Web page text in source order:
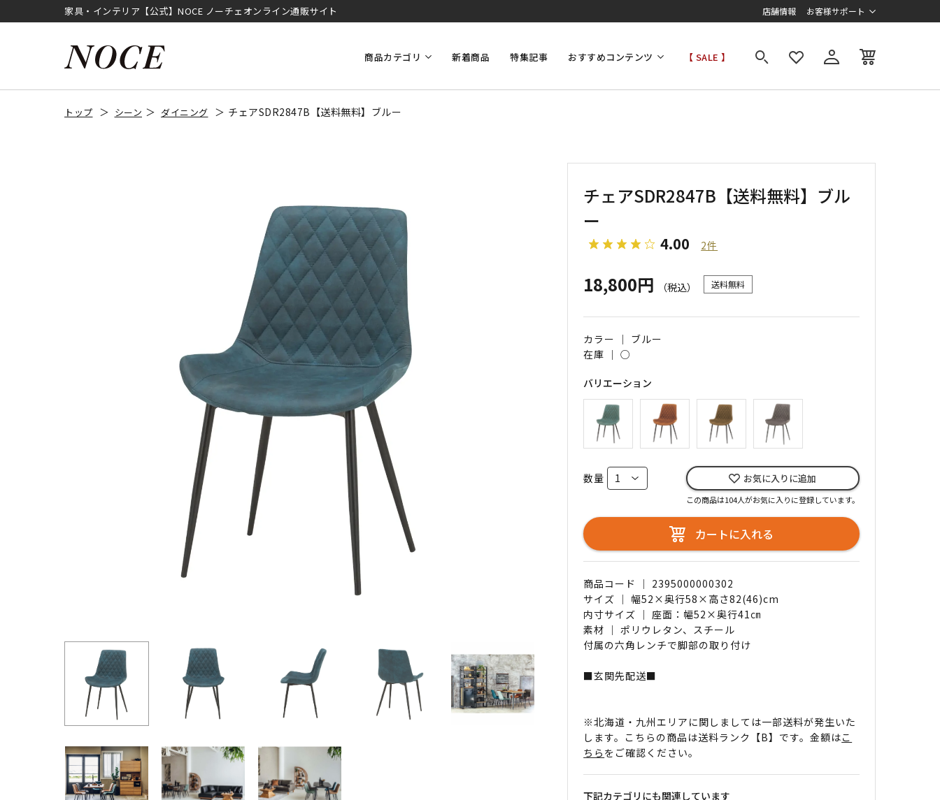
家具・インテリア【公式】NOCE ノーチェオンライン通販サイト 店舗情報 お客様サポート
商品カテゴリ 新着商品 特集記事 おすすめコンテンツ 【 SALE 】
トップ シーン ダイニング チェアSDR2847B【送料無料】ブルー
チェアSDR2847B【送料無料】ブル
ー
4.00 2件
18,800円 （税込） 送料無料
カラー ｜ ブルー
在庫 ｜○
バリエーション
数量 お気に入りに追加
この商品は104人がお気に入りに登録しています。
カートに入れる
商品コード ｜ 2395000000302
サイズ ｜ 幅52×奥行58×高さ82(46)cm
内寸サイズ ｜ 座面：幅52×奥行41㎝
素材 ｜ ポリウレタン、スチール
付属の六角レンチで脚部の取り付け
■玄関先配送■
※北海道・九州エリアに関しましては一部送料が発生いた
します。こちらの商品は送料ランク【B】です。金額はこ
ちら をご確認ください。
下記カテゴリにも関連しています